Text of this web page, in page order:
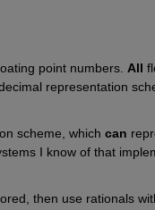
point numbers. All
representation
scheme, which can
I know of that
then use rationals